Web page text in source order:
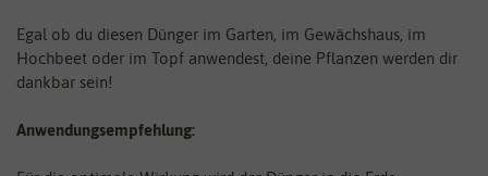
Egal ob du diesen Dünger im Garten, im Gewächshaus, im
Hochbeet oder im Topf anwendest, deine Pflanzen werden dir
dankbar sein!
Anwendungsempfehlung: